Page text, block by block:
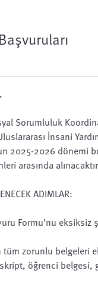
Sorumluluk
İnsani
2025-2026 dönemi
arasında
ADIMLAR:
Formu’nu
tüm zorunlu belgeleri
öğrenci